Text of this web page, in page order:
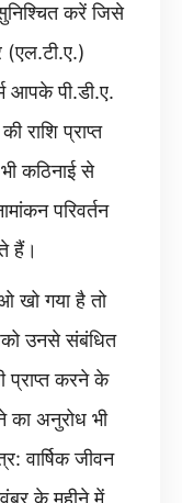
करें जिसे
(एल.टी.ए.)
आपके पी.डी.ए.
राशि प्राप्त
कठिनाई से
परिवर्तन
हैं।
खो गया है तो
उनसे संबंधित
प्राप्त करने के
का अनुरोध भी
वार्षिक जीवन
के महीने में